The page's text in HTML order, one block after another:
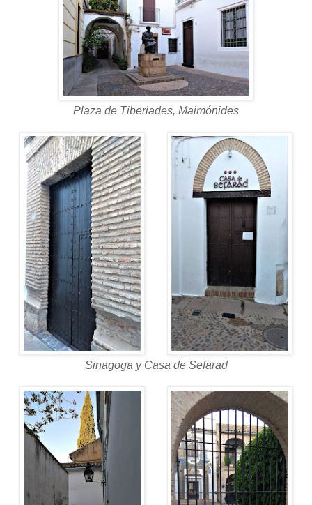
Plaza de Tiberiades, Maimónides
Sinagoga y Casa de Sefarad